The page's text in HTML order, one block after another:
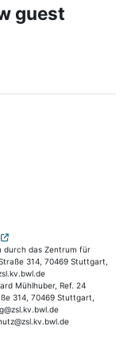
guest
durch das Zentrum für
314, 70469 Stuttgart,
Mühlhuber, Ref. 24
314, 70469 Stuttgart,